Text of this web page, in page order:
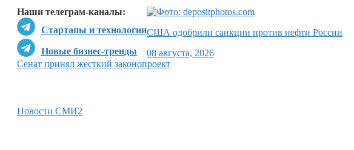
Наши телеграм-каналы:
Стартапы и технологии
Новые бизнес-тренды
США одобрили санкции против нефти России
08 августа, 2026
Сенат принял жесткий законопроект
Новости СМИ2